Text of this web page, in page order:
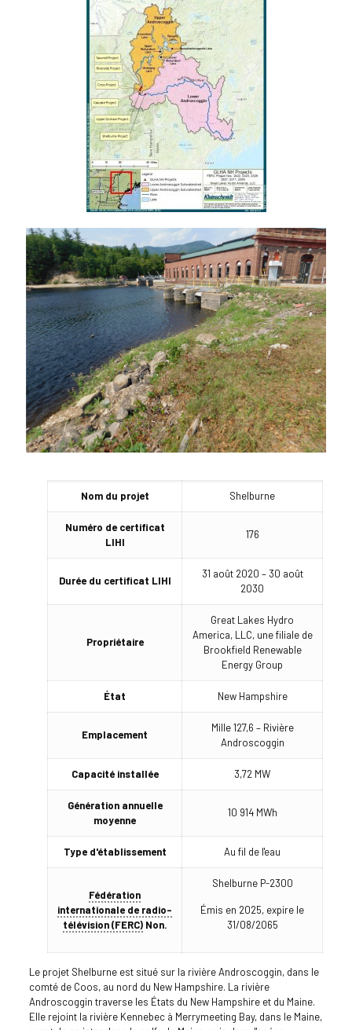
Nom du projet Shelburne
Numéro de certificat
LIHI
176
Durée du certificat LIHI
31 août 2020 – 30 août
2030
Propriétaire
Great Lakes Hydro
America, LLC, une filiale de
Brookfield Renewable
Energy Group
État New Hampshire
Emplacement
Mille 127,6 – Rivière
Androscoggin
Capacité installée 3,72 MW
Génération annuelle
moyenne
10 914 MWh
Type d'établissement Au fil de l'eau
Fédération
internationale de radio-
télévision (FERC)Non.
Shelburne P-2300
Émis en 2025, expire le
31/08/2065
Le projet Shelburne est situé sur la rivière Androscoggin, dans le
comté de Coos, au nord du New Hampshire. La rivière
Androscoggin traverse les États du New Hampshire et du Maine.
Elle rejoint la rivière Kennebec à Merrymeeting Bay, dans le Maine,